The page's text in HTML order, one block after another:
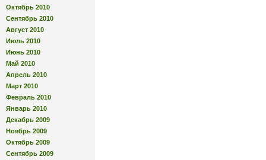
Октябрь 2010
Сентябрь 2010
Август 2010
Июль 2010
Июнь 2010
Май 2010
Апрель 2010
Март 2010
Февраль 2010
Январь 2010
Декабрь 2009
Ноябрь 2009
Октябрь 2009
Сентябрь 2009